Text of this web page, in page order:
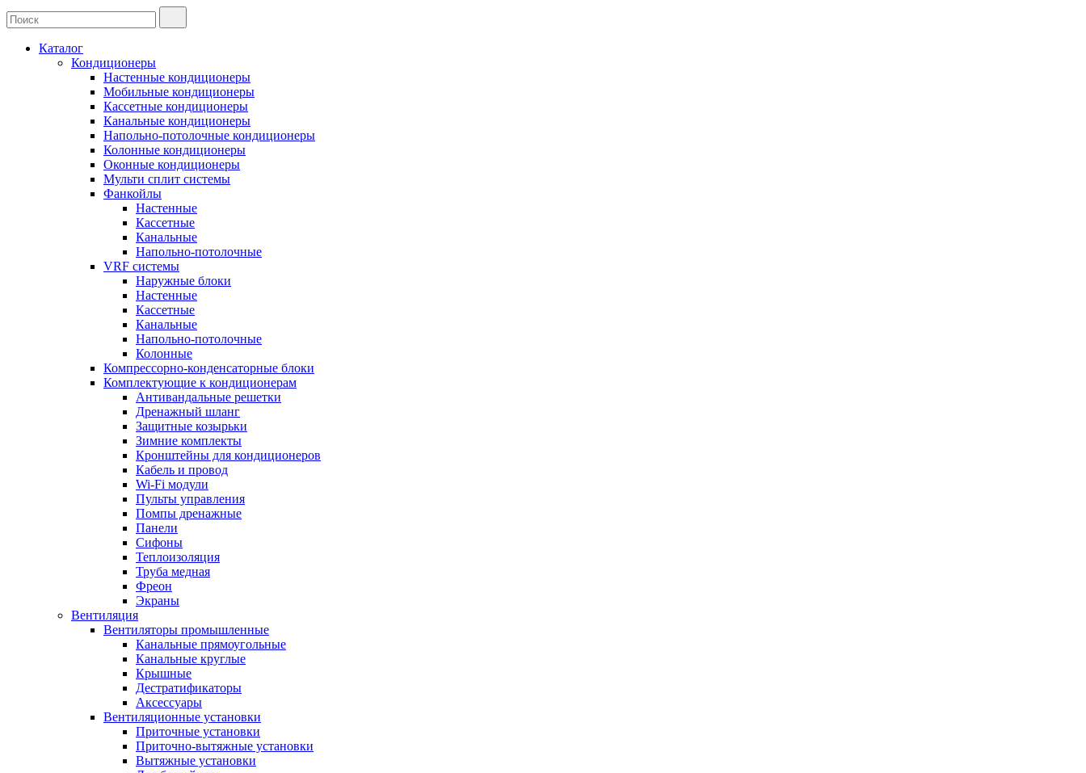
Каталог
Кондиционеры
Настенные кондиционеры
Мобильные кондиционеры
Кассетные кондиционеры
Канальные кондиционеры
Напольно-потолочные кондиционеры
Колонные кондиционеры
Оконные кондиционеры
Мульти сплит системы
Фанкойлы
Настенные
Кассетные
Канальные
Напольно-потолочные
VRF системы
Наружные блоки
Настенные
Кассетные
Канальные
Напольно-потолочные
Колонные
Компрессорно-конденсаторные блоки
Комплектующие к кондиционерам
Антивандальные решетки
Дренажный шланг
Защитные козырьки
Зимние комплекты
Кронштейны для кондиционеров
Кабель и провод
Wi-Fi модули
Пульты управления
Помпы дренажные
Панели
Сифоны
Теплоизоляция
Труба медная
Фреон
Экраны
Вентиляция
Вентиляторы промышленные
Канальные прямоугольные
Канальные круглые
Крышные
Дестратификаторы
Аксессуары
Вентиляционные установки
Приточные установки
Приточно-вытяжные установки
Вытяжные установки